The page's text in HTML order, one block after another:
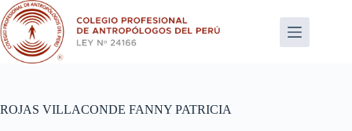
Saltar
al
contenido
ROJAS VILLACONDE FANNY PATRICIA